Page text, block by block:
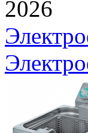
2026